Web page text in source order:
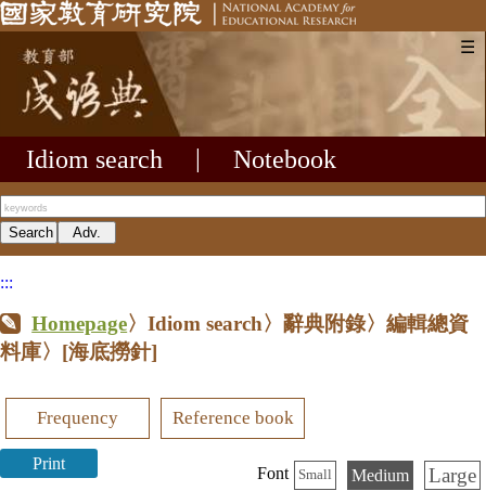
☰
Idiom search Notebook
:::
Homepage〉Idiom search〉辭典附錄〉編輯總資
料庫〉 [海底撈針]
Frequency Reference book
Print
Font Small Medium Large